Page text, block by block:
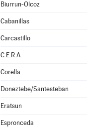
Biurrun-Olcoz
Cabanillas
Carcastillo
C.E.R.A.
Corella
Doneztebe/Santesteban
Eratsun
Espronceda